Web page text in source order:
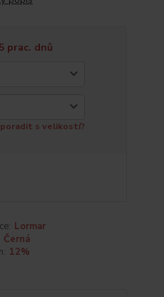
prac. dnů
s velikostí?
Lormar
Černá
12%